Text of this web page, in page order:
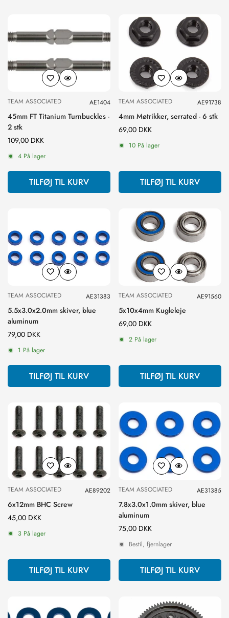
TEAM ASSOCIATED AE1404
45mm FT Titanium Turnbuckles -
2 stk
Normal
pris
109,00 DKK
4 På lager
TILFØJ TIL KURV
TEAM ASSOCIATED AE91738
4mm Møtrikker, serrated - 6 stk
Normal
pris
69,00 DKK
10 På lager
TILFØJ TIL KURV
TEAM ASSOCIATED AE31383
5.5x3.0x2.0mm skiver, blue
aluminum
Normal
79,00 DKK
1 På lager
TILFØJ TIL KURV
TEAM ASSOCIATED AE91560
5x10x4mm Kugleleje
Normal
69,00 DKK
2 På lager
TILFØJ TIL KURV
TEAM ASSOCIATED AE89202
6x12mm BHC Screw
Normal
45,00 DKK
3 På lager
TILFØJ TIL KURV
TEAM ASSOCIATED AE31385
7.8x3.0x1.0mm skiver, blue
aluminum
Normal
75,00 DKK
Bestil, fjernlager
TILFØJ TIL KURV